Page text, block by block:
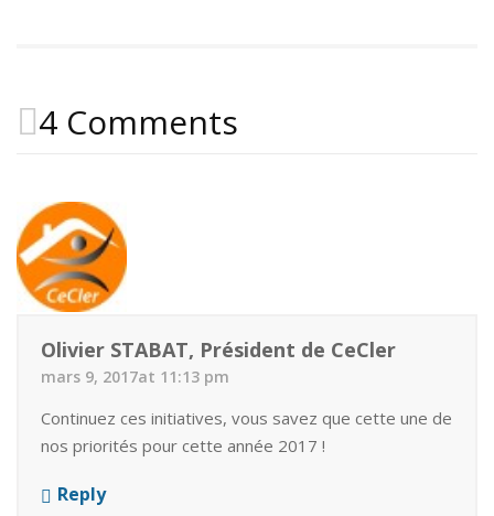
4 Comments
Olivier STABAT, Président de CeCler
mars 9, 2017at 11:13 pm
Continuez ces initiatives, vous savez que cette une de
nos priorités pour cette année 2017 !
Reply